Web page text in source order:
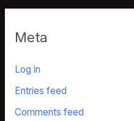
Meta
Log in
Entries feed
Comments feed